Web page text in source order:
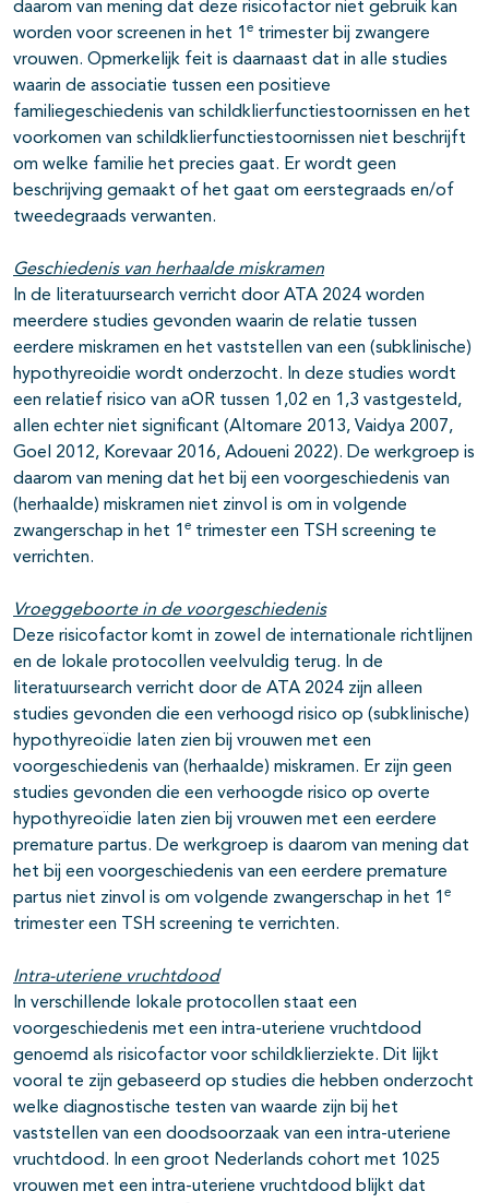
daarom van mening dat deze risicofactor niet gebruik kan
worden voor screenen in het 1 e trimester bij zwangere
vrouwen. Opmerkelijk feit is daarnaast dat in alle studies
waarin de associatie tussen een positieve
familiegeschiedenis van schildklierfunctiestoornissen en het
voorkomen van schildklierfunctiestoornissen niet beschrijft
om welke familie het precies gaat. Er wordt geen
beschrijving gemaakt of het gaat om eerstegraads en/of
tweedegraads verwanten.
Geschiedenis van herhaalde miskramen
In de literatuursearch verricht door ATA 2024 worden
meerdere studies gevonden waarin de relatie tussen
eerdere miskramen en het vaststellen van een (subklinische)
hypothyreoidie wordt onderzocht. In deze studies wordt
een relatief risico van aOR tussen 1,02 en 1,3 vastgesteld,
allen echter niet significant (Altomare 2013, Vaidya 2007,
Goel 2012, Korevaar 2016, Adoueni 2022). De werkgroep is
daarom van mening dat het bij een voorgeschiedenis van
(herhaalde) miskramen niet zinvol is om in volgende
zwangerschap in het 1 e trimester een TSH screening te
verrichten.
Vroeggeboorte in de voorgeschiedenis
Deze risicofactor komt in zowel de internationale richtlijnen
en de lokale protocollen veelvuldig terug. In de
literatuursearch verricht door de ATA 2024 zijn alleen
studies gevonden die een verhoogd risico op (subklinische)
hypothyreoïdie laten zien bij vrouwen met een
voorgeschiedenis van (herhaalde) miskramen. Er zijn geen
studies gevonden die een verhoogde risico op overte
hypothyreoïdie laten zien bij vrouwen met een eerdere
premature partus. De werkgroep is daarom van mening dat
het bij een voorgeschiedenis van een eerdere premature
partus niet zinvol is om volgende zwangerschap in het 1 e
trimester een TSH screening te verrichten.
Intra-uteriene vruchtdood
In verschillende lokale protocollen staat een
voorgeschiedenis met een intra-uteriene vruchtdood
genoemd als risicofactor voor schildklierziekte. Dit lijkt
vooral te zijn gebaseerd op studies die hebben onderzocht
welke diagnostische testen van waarde zijn bij het
vaststellen van een doodsoorzaak van een intra-uteriene
vruchtdood. In een groot Nederlands cohort met 1025
vrouwen met een intra-uteriene vruchtdood blijkt dat